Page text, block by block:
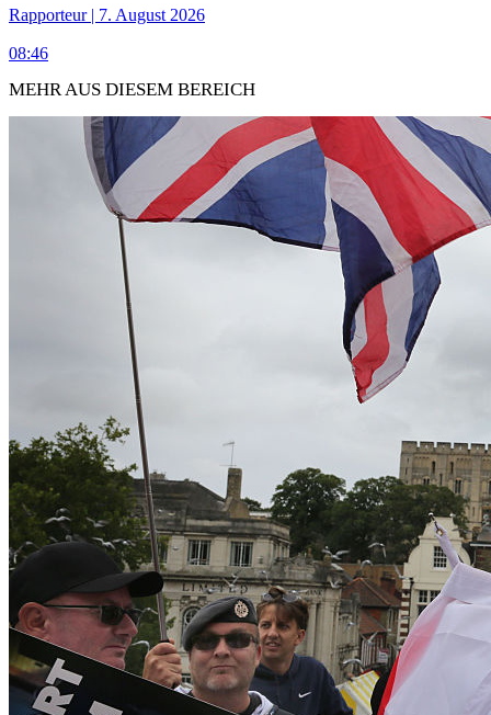
Rapporteur | 7. August 2026
08:46
MEHR AUS DIESEM BEREICH